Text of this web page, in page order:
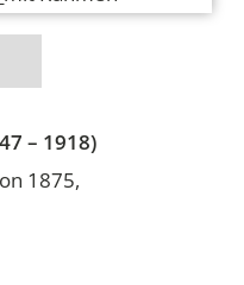
– 1918)
1875,